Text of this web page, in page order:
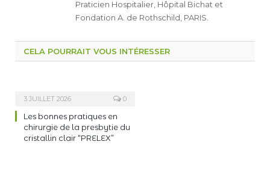
Praticien Hospitalier, Hôpital Bichat et
Fondation A. de Rothschild, PARIS.
CELA POURRAIT VOUS INTÉRESSER
3 JUILLET 2026 0
Les bonnes pratiques en
chirurgie de la presbytie du
cristallin clair “PRELEX”